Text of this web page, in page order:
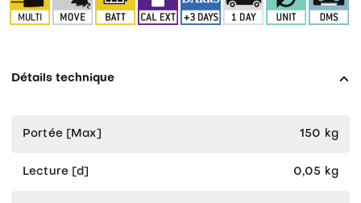
Détails technique
Portée [Max] 150 kg
Lecture [d] 0,05 kg